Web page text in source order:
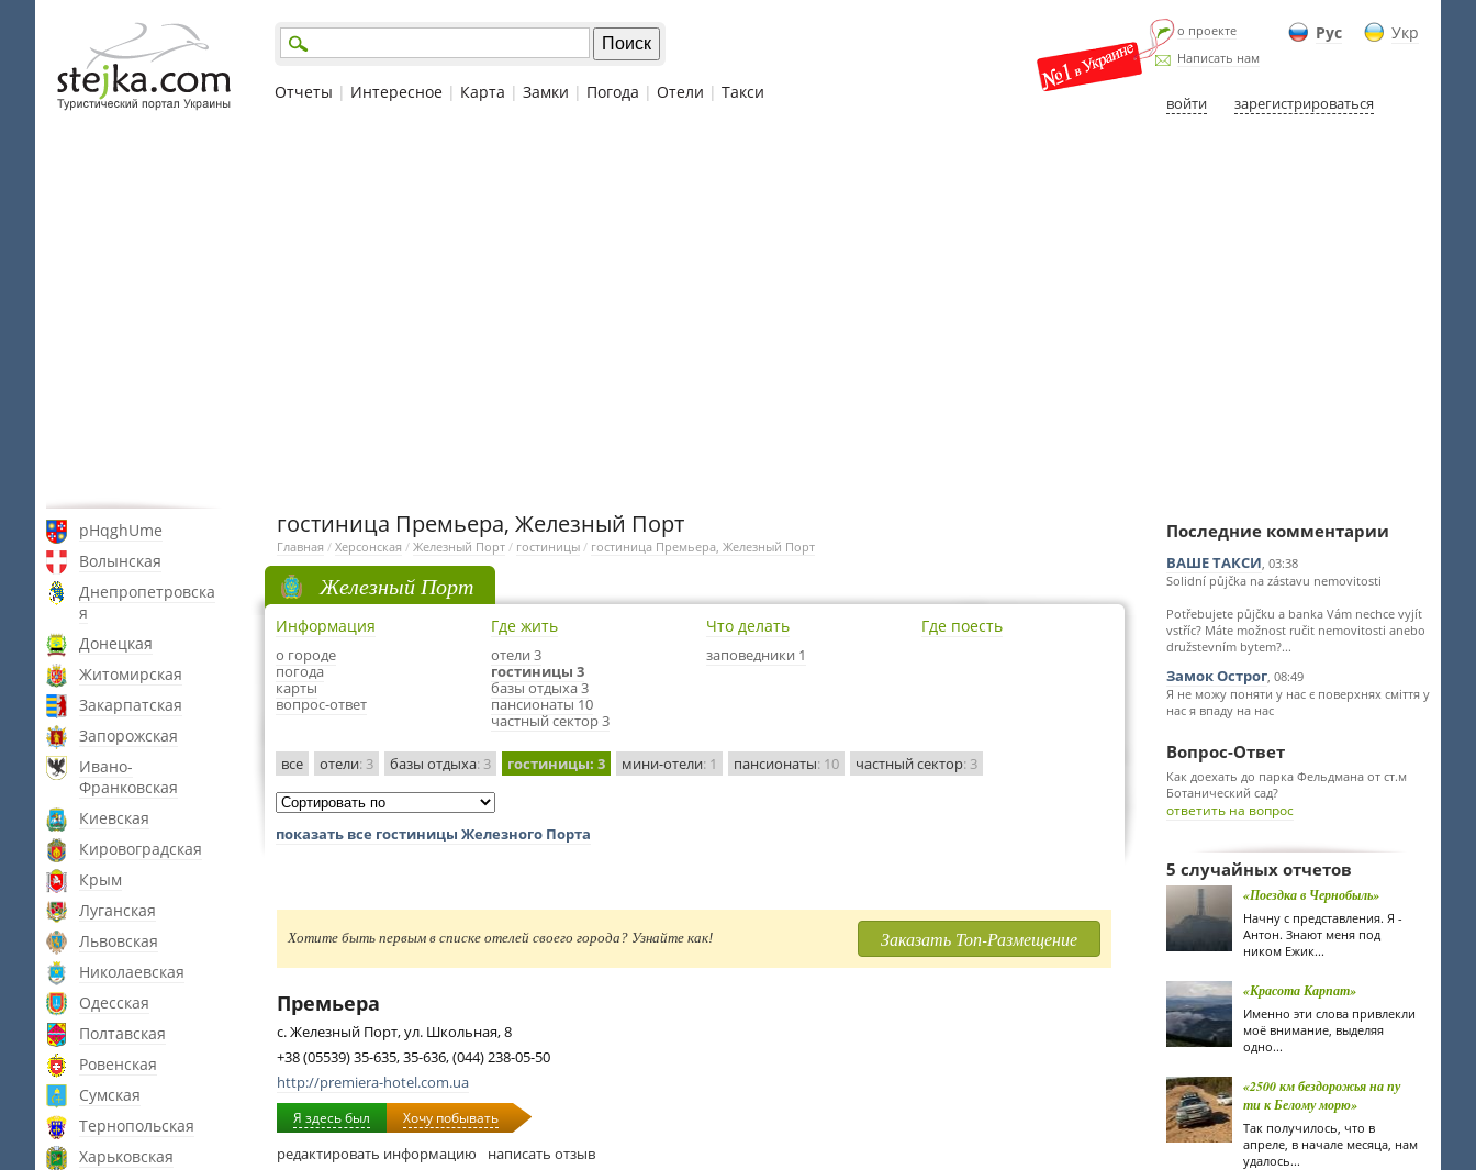
Рус Укр
о проекте
Написать нам
войти зарегистрироваться
Отчеты | Интересное | Карта | Замки | Погода | Отели | Такси
pHqghUme
Волынская
Днепропетровска
я
Донецкая
Житомирская
Закарпатская
Запорожская
Ивано-
Франковская
Киевская
Кировоградская
Крым
Луганская
Львовская
Николаевская
Одесская
Полтавская
Ровенская
Сумская
Тернопольская
Харьковская
гостиница Премьера, Железный Порт
Главная / Херсонская / Железный Порт / гостиницы / гостиница Премьера, Железный Порт
Железный Порт
Информация
о городе
погода
карты
вопрос-ответ
Где жить
отели 3
гостиницы 3
базы отдыха 3
пансионаты 10
частный сектор 3
Что делать
заповедники 1
Где поесть
все отели: 3 базы отдыха: 3 гостиницы: 3 мини-отели: 1 пансионаты: 10 частный сектор: 3
показать все гостиницы Железного Порта
Хотите быть первым в списке отелей своего города? Узнайте как! Заказать Топ-Размещение
Премьера
с. Железный Порт, ул. Школьная, 8
+38 (05539) 35-635, 35-636, (044) 238-05-50
http://premiera-hotel.com.ua
Я здесь был Хочу побывать
редактировать информацию написать отзыв
Последние комментарии
ВАШЕ ТАКСИ, 03:38
Solidní půjčka na zástavu nemovitosti
Potřebujete půjčku a banka Vám nechce vyjít
vstříc? Máte možnost ručit nemovitosti anebo
družstevním bytem?...
Замок Острог, 08:49
Я не можу поняти у нас є поверхнях сміття у
нас я впаду на нас
Вопрос-Ответ
Как доехать до парка Фельдмана от ст.м
Ботанический сад?
ответить на вопрос
5 случайных отчетов
«Поездка в Чернобыль»
Начну с представления. Я -
Антон. Знают меня под
ником Ежик...
«Красота Карпат»
Именно эти слова привлекли
моё внимание, выделяя
одно...
«2500 км бездорожья на пу
ти к Белому морю»
Так получилось, что в
апреле, в начале месяца, нам
удалось...